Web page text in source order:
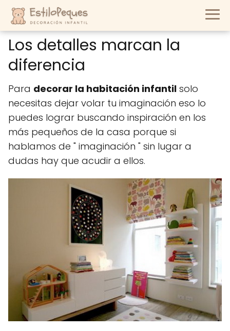
Los detalles marcan la
diferencia
Para decorar la habitación infantil solo
necesitas dejar volar tu imaginación eso lo
puedes lograr buscando inspiración en los
más pequeños de la casa porque si
hablamos de " imaginación " sin lugar a
dudas hay que acudir a ellos.